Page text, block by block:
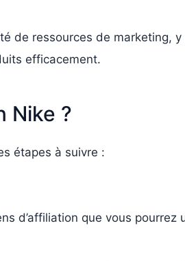
de ressources de marketing,
efficacement.
Nike ?
étapes à suivre :
d’affiliation que vous pourrez